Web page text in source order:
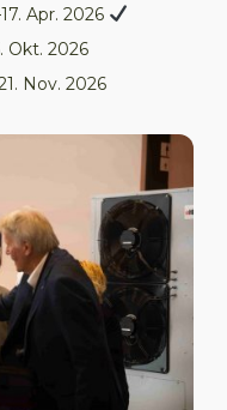
Apr. 2026
Okt. 2026
Nov. 2026